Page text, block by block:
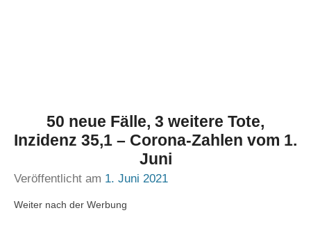
50 neue Fälle, 3 weitere Tote,
Inzidenz 35,1 – Corona-Zahlen vom 1.
Juni
Veröffentlicht am 1. Juni 2021
Weiter nach der Werbung